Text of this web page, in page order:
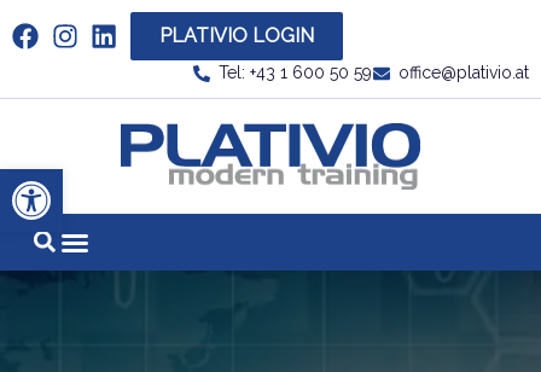
Werkzeugleiste öffnen
Link zu https://www.linkedin.com/company/
PLATIVIO LOGIN
Tel: +43 1 600 50 59 office@plativio.at
Link zu